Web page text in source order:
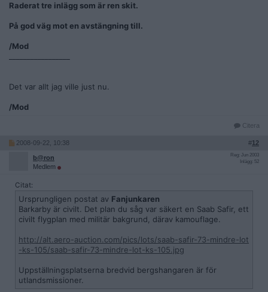
Raderat tre inlägg som är ren skit.
På god väg mot en avstängning till.
/Mod
Det var allt jag ville just nu.
/Mod
Citera
2008-09-22, 10:38 #12
b@ron
Medlem
Reg: Jun 2003
Inlägg: 52
Citat:
Ursprungligen postat av Fanjunkaren
Barkarby är civilt. Det plan du såg var säkert en Saab Safir, ett
civilt flygplan med militär bakgrund, därav kamouflage.
http://alt.aero-auction.com/pics/lots/saab-safir-73-mindre-lot
-ks-105/saab-safir-73-mindre-lot-ks-105.jpg
Uppställningsplatserna bredvid bergshangaren är för
utlandsmissioner.